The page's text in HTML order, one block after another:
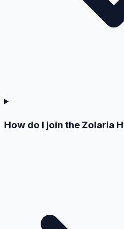
How do I join the Zolaria